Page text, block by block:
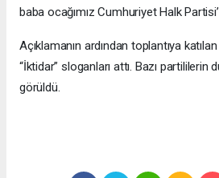
baba ocağımız Cumhuriyet Halk
Açıklamanın ardından toplantıya
“İktidar” sloganları attı. Bazı partililerin
görüldü.